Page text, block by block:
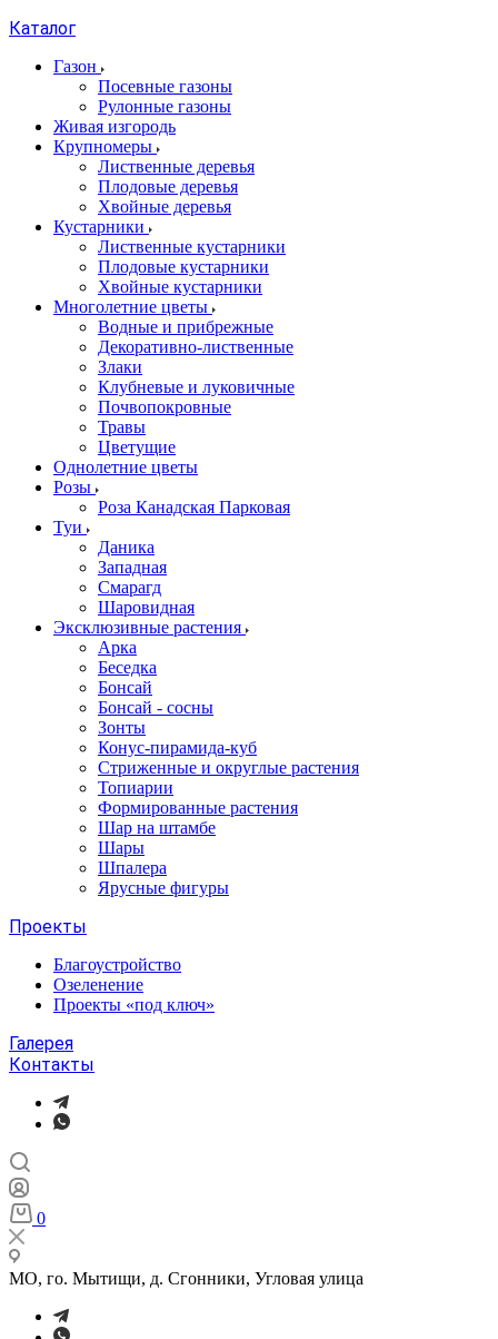
Каталог
Газон
Посевные газоны
Рулонные газоны
Живая изгородь
Крупномеры
Лиственные деревья
Плодовые деревья
Хвойные деревья
Кустарники
Лиственные кустарники
Плодовые кустарники
Хвойные кустарники
Многолетние цветы
Водные и прибрежные
Декоративно-лиственные
Злаки
Клубневые и луковичные
Почвопокровные
Травы
Цветущие
Однолетние цветы
Розы
Роза Канадская Парковая
Туи
Даника
Западная
Смарагд
Шаровидная
Эксклюзивные растения
Арка
Беседка
Бонсай
Бонсай - сосны
Зонты
Конус-пирамида-куб
Стриженные и округлые растения
Топиарии
Формированные растения
Шар на штамбе
Шары
Шпалера
Ярусные фигуры
Проекты
Благоустройство
Озеленение
Проекты «под ключ»
Галерея
Контакты
0
МО, го. Мытищи, д. Сгонники, Угловая улица